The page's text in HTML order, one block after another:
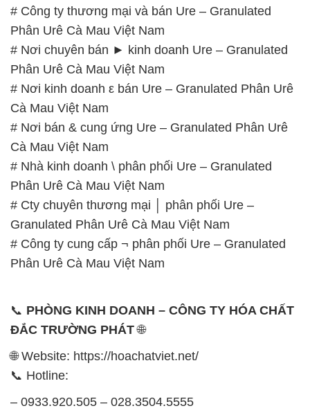
# Nơi kinh doanh ε bán Ure – Granulated Phân Urê
Cà Mau Việt Nam
# Nơi bán & cung ứng Ure – Granulated Phân Urê
Cà Mau Việt Nam
# Nhà kinh doanh \ phân phối Ure – Granulated
Phân Urê Cà Mau Việt Nam
# Cty chuyên thương mại │ phân phối Ure –
Granulated Phân Urê Cà Mau Việt Nam
# Công ty cung cấp ¬ phân phối Ure – Granulated
Phân Urê Cà Mau Việt Nam
📞PHÒNG KINH DOANH – CÔNG TY HÓA CHẤT
ĐẮC TRƯỜNG PHÁT🌐
🌐 Website: https://hoachatviet.net/
– 0933.920.505 – 028.3504.5555
028.3756.1841- 028.3756.1842
0902.765.866